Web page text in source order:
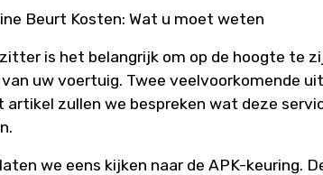
Beurt Kosten: Wat u moet weten
is het belangrijk om op de hoogte te
uw voertuig. Twee veelvoorkomende
artikel zullen we bespreken wat deze
we eens kijken naar de APK-keuring.